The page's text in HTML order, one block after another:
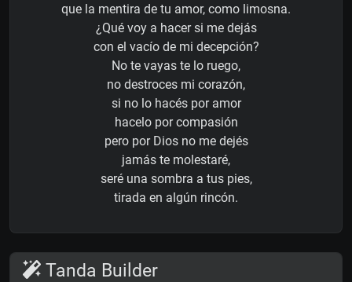
que la mentira de tu amor, como limosna.
¿Qué voy a hacer si me dejás
con el vacío de mi decepción?
No te vayas te lo ruego,
no destroces mi corazón,
si no lo hacés por amor
hacelo por compasión
pero por Dios no me dejés
jamás te molestaré,
seré una sombra a tus pies,
tirada en algún rincón.
Tanda Builder